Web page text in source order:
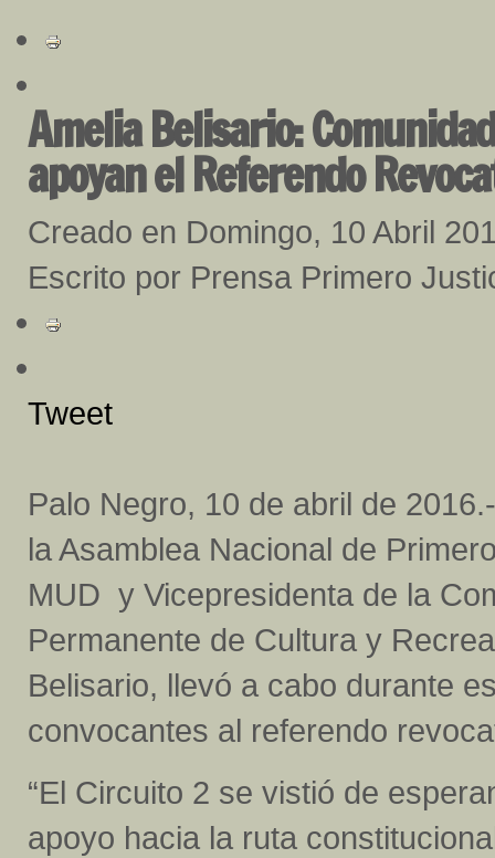
Amelia Belisario:
apoyan el Referendo
Creado en Domingo, 10 Abril
Escrito por Prensa Primero
Tweet
Palo Negro, 10 de abril de
la Asamblea Nacional de
MUD y Vicepresidenta de la
Permanente de Cultura y
Belisario, llevó a cabo durante
convocantes al referendo
“El Circuito 2 se vistió de
apoyo hacia la ruta